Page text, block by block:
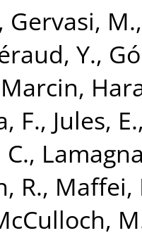
, Gervasi, M.
Y.,
,
F., Jules, E.
,
R., Maffei,